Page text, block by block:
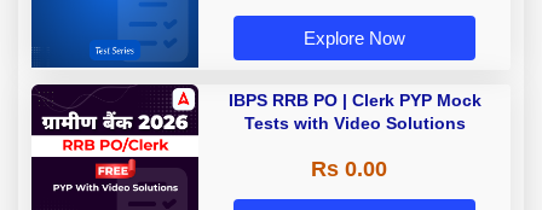
Explore Now
IBPS RRB PO | Clerk PYP Mock
Tests with Video Solutions
Rs 0.00